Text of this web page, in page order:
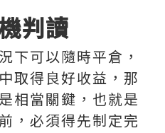
判讀
下可以隨時平倉，
取得良好收益，那
相當關鍵，也就是
，必須得先制定完